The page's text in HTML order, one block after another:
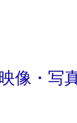
像・写